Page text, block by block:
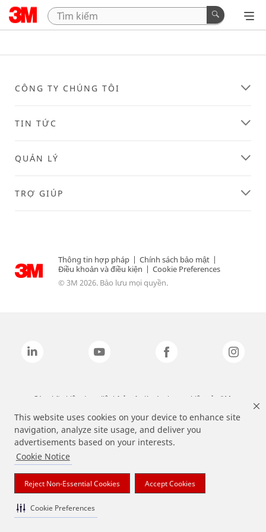
This website uses cookies on your device to enhance site
navigation, analyze site usage, and deliver you
advertisements based on your interests.
Cookie Notice
Reject Non-Essential Cookies Accept Cookies
Cookie Preferences
CÔNG TY CHÚNG TÔI
TIN TỨC
QUẢN LÝ
TRỢ GIÚP
Thông tin hợp pháp | Chính sách bảo mật |
Điều khoản và điều kiện | Cookie Preferences
© 3M 2026. Bảo lưu mọi quyền.
Các nhãn hiệu được liệt kê ở trên là các thương hiệu của 3M.